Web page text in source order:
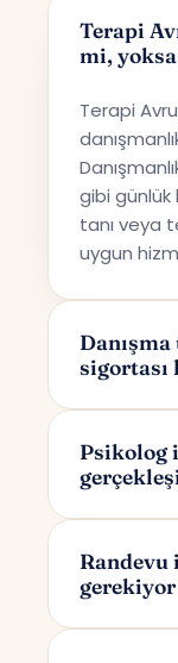
Terapi
mi, yoksa
Terapi
gibi günlük
tanı veya
uygun
sigortası
sigortaları
Psikolog
üzerinden
Randevu